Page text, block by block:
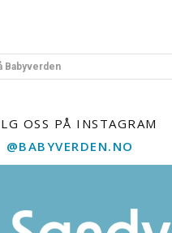
Babyverden
OSS PÅ INSTAGRAM
@BABYVERDEN.NO